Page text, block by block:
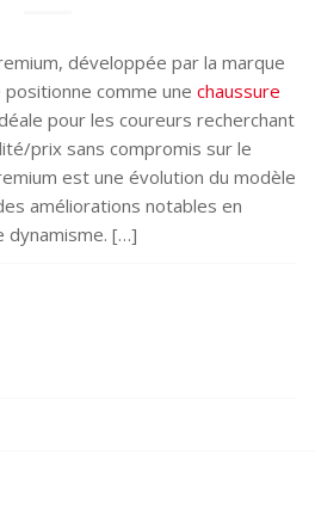
développée par la marque
comme une chaussure
pour les coureurs recherchant
prix sans compromis sur le
est une évolution du modèle
améliorations notables en
[…]